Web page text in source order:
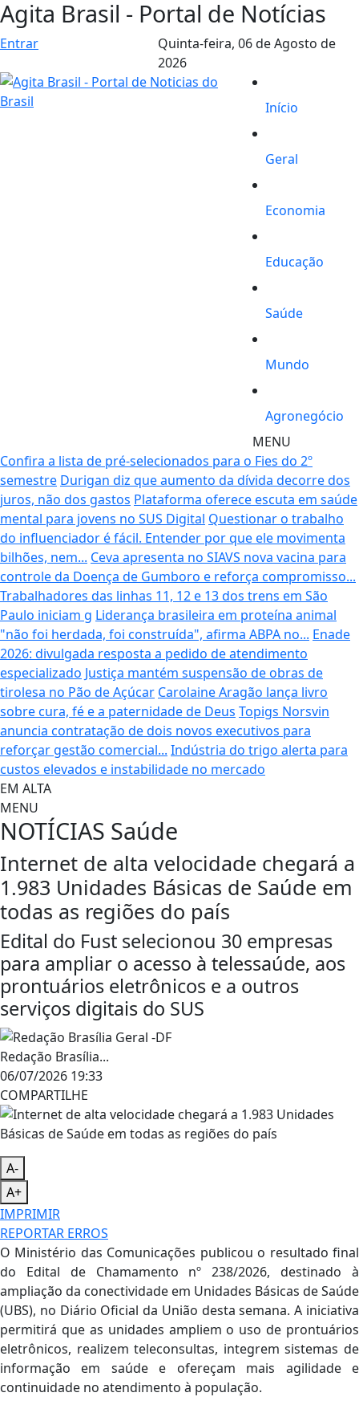
Agita Brasil - Portal de Notícias
Entrar Quinta-feira, 06 de Agosto de
2026
Início
Geral
Economia
Educação
Saúde
Mundo
Agronegócio
MENU
Confira a lista de pré-selecionados para o Fies do 2º
semestre Durigan diz que aumento da dívida decorre dos
juros, não dos gastos Plataforma oferece escuta em saúde
mental para jovens no SUS Digital Questionar o trabalho
do influenciador é fácil. Entender por que ele movimenta
bilhões, nem... Ceva apresenta no SIAVS nova vacina para
controle da Doença de Gumboro e reforça compromisso...
Trabalhadores das linhas 11, 12 e 13 dos trens em São
Paulo iniciam g Liderança brasileira em proteína animal
"não foi herdada, foi construída", afirma ABPA no... Enade
2026: divulgada resposta a pedido de atendimento
especializado Justiça mantém suspensão de obras de
tirolesa no Pão de Açúcar Carolaine Aragão lança livro
sobre cura, fé e a paternidade de Deus Topigs Norsvin
anuncia contratação de dois novos executivos para
reforçar gestão comercial... Indústria do trigo alerta para
custos elevados e instabilidade no mercado
EM ALTA
MENU
NOTÍCIAS Saúde
Internet de alta velocidade chegará a
1.983 Unidades Básicas de Saúde em
todas as regiões do país
Edital do Fust selecionou 30 empresas
para ampliar o acesso à telessaúde, aos
prontuários eletrônicos e a outros
serviços digitais do SUS
Redação Brasília...
06/07/2026 19:33
COMPARTILHE
A-
A+
IMPRIMIR
REPORTAR ERROS
O Ministério das Comunicações publicou o resultado final
do Edital de Chamamento nº 238/2026, destinado à
ampliação da conectividade em Unidades Básicas de Saúde
(UBS), no Diário Oficial da União desta semana. A iniciativa
permitirá que as unidades ampliem o uso de prontuários
eletrônicos, realizem teleconsultas, integrem sistemas de
informação em saúde e ofereçam mais agilidade e
continuidade no atendimento à população.